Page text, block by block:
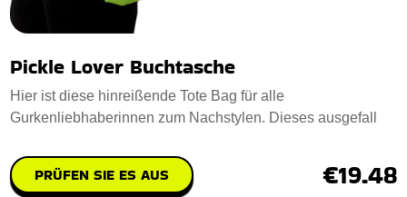
Pickle Lover Buchtasche
Hier ist diese hinreißende Tote Bag für alle
Gurkenliebhaberinnen zum Nachstylen. Dieses ausgefall
PRÜFEN SIE ES AUS €19.48